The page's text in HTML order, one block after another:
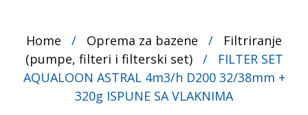
Home / Oprema za bazene /
Filtriranje
(pumpe, filteri i filterski set)
/
FILTER SET
AQUALOON ASTRAL 4m3/h D200 32/38mm +
320g ISPUNE SA VLAKNIMA